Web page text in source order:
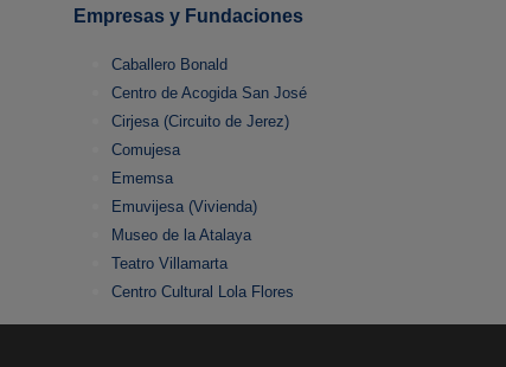
Empresas y Fundaciones
Caballero Bonald
Centro de Acogida San José
Cirjesa (Circuito de Jerez)
Comujesa
Ememsa
Emuvijesa (Vivienda)
Museo de la Atalaya
Teatro Villamarta
Centro Cultural Lola Flores